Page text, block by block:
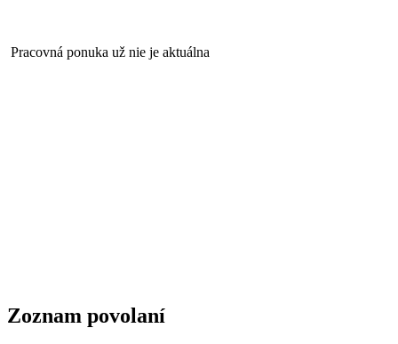
Pracovná ponuka už nie je aktuálna
Zoznam povolaní